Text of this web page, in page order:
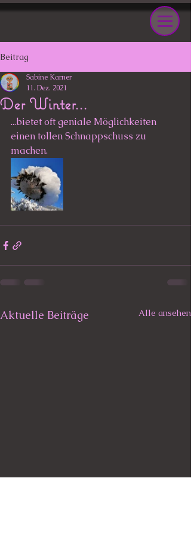
Beitrag
Der Winter...
Sabine Karner
11. Dez. 2021
...bietet oft geniale Möglichkeiten
einen tollen Schnappschuss zu
machen.
Aktuelle Beiträge Alle ansehen